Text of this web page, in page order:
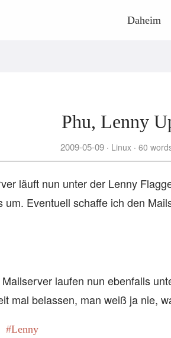
Daheim
Phu, Lenny
2009-05-09 Linux 60
läuft nun unter der Lenny
um. Eventuell schaffe ich den
laufen nun ebenfalls
mal belassen, man weiß ja nie,
Lenny